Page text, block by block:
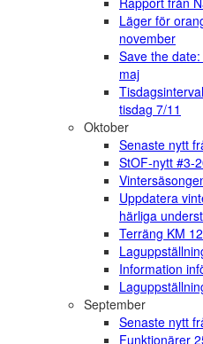
Läger för
november
Save the
maj
tisdag 7/11
Oktober
Senaste nytt
StOF-nytt #3-
Uppdatera
härliga
Terräng KM
Information
September
Senaste nytt
Funktionärer